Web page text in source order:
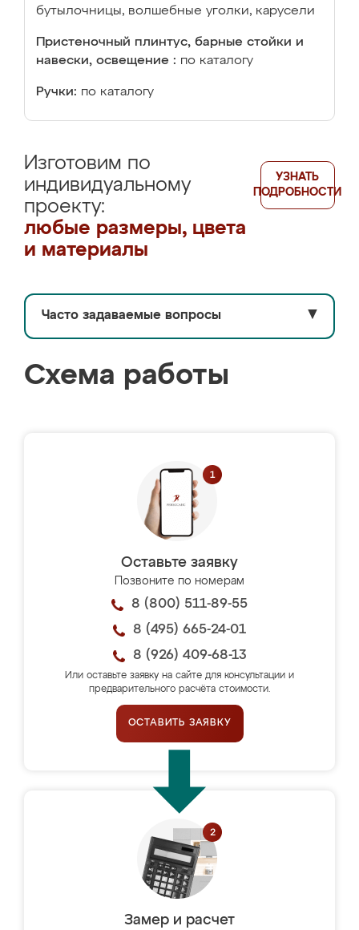
бутылочницы, волшебные уголки, карусели
Пристеночный плинтус, барные стойки и
навески, освещение : по каталогу
Ручки: по каталогу
Изготовим по
индивидуальному
проекту:
любые размеры, цвета
и материалы
УЗНАТЬ
ПОДРОБНОСТИ
Часто задаваемые вопросы ▼
Схема работы
Оставьте заявку
Позвоните по номерам
8 (800) 511-89-55
8 (495) 665-24-01
8 (926) 409-68-13
Или оставьте заявку на сайте для консультации и
предварительного расчёта стоимости.
ОСТАВИТЬ ЗАЯВКУ
Замер и расчет